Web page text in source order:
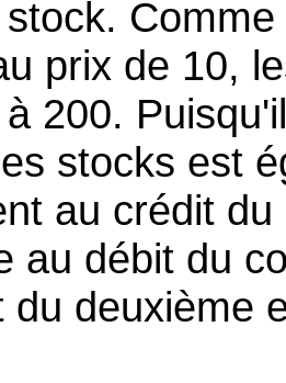
prix de 10,
200.
stocks est
au crédit
au débit du
du deuxième